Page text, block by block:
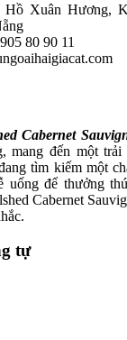
Hồ Xuân Hương,
80 90 11
Cabernet
mang đến một
tìm kiếm một
uống để thưởng
Cabernet
tự